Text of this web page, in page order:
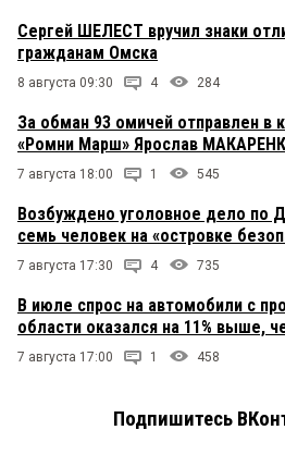
Сергей ШЕЛЕСТ вручил знаки
гражданам Омска
8 августа 09:30 4 284
За обман 93 омичей отправлен в
«Ромни Марш» Ярослав
7 августа 18:00 1 545
Возбуждено уголовное дело по
семь человек на «островке
7 августа 17:30 4 735
В июле спрос на автомобили с
области оказался на 11% выше,
7 августа 17:00 1 458
Подпишитесь